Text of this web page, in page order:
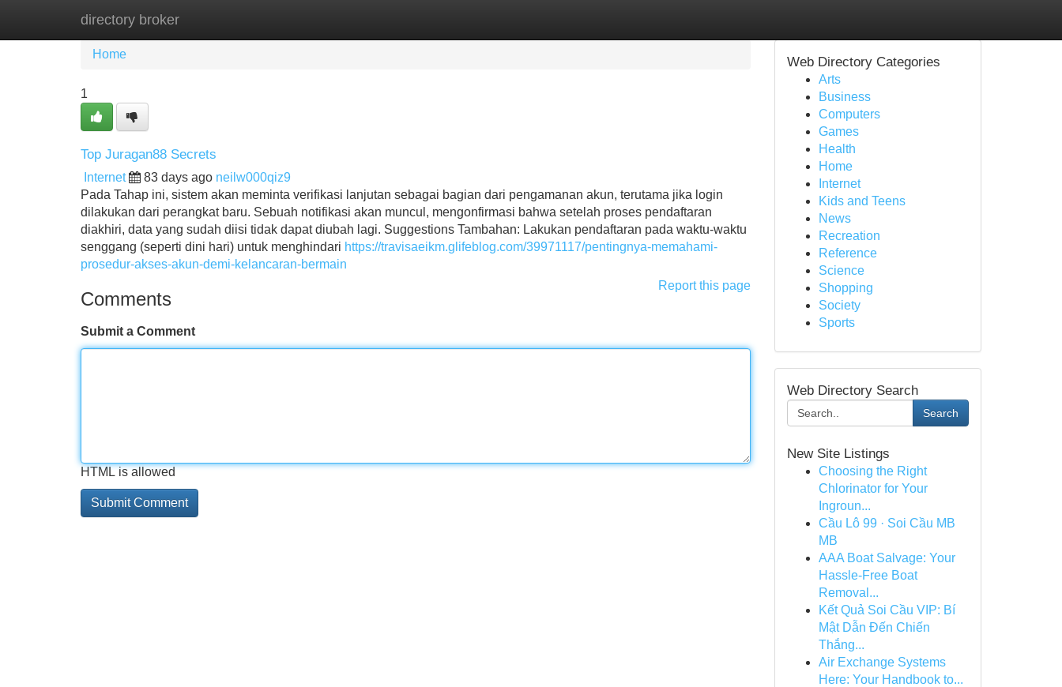
directory broker
Home New Site Listings
Home
1
Top Juragan88 Secrets
Internet 83 days ago neilw000qiz9
Pada Tahap ini, sistem akan meminta verifikasi lanjutan sebagai bagian dari pengamanan akun, terutama jika login
dilakukan dari perangkat baru. Sebuah notifikasi akan muncul, mengonfirmasi bahwa setelah proses pendaftaran
diakhiri, data yang sudah diisi tidak dapat diubah lagi. Suggestions Tambahan: Lakukan pendaftaran pada waktu-waktu
senggang (seperti dini hari) untuk menghindari https://travisaeikm.glifeblog.com/39971117/pentingnya-memahami-
prosedur-akses-akun-demi-kelancaran-bermain
Report this page
Comments
Submit a Comment
HTML is allowed
Web Directory Categories
Arts
Business
Computers
Games
Health
Home
Internet
Kids and Teens
News
Recreation
Reference
Science
Shopping
Society
Sports
Web Directory Search
Search
New Site Listings
Choosing the Right
Chlorinator for Your
Ingroun...
Cầu Lô 99 · Soi Cầu MB
MB
AAA Boat Salvage: Your
Hassle-Free Boat
Removal...
Kết Quả Soi Cầu VIP: Bí
Mật Dẫn Đến Chiến
Thắng...
Air Exchange Systems
Here: Your Handbook to...